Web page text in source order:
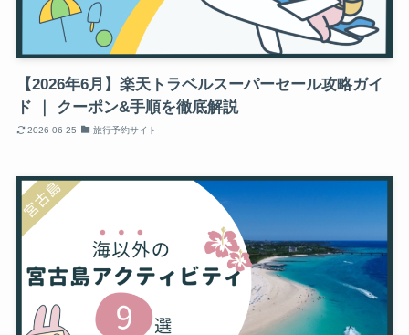
【2026年6月】楽天トラベルスーパーセール攻略ガイ
ド ｜ クーポン&手順を徹底解説
2026-06-25 旅行予約サイト